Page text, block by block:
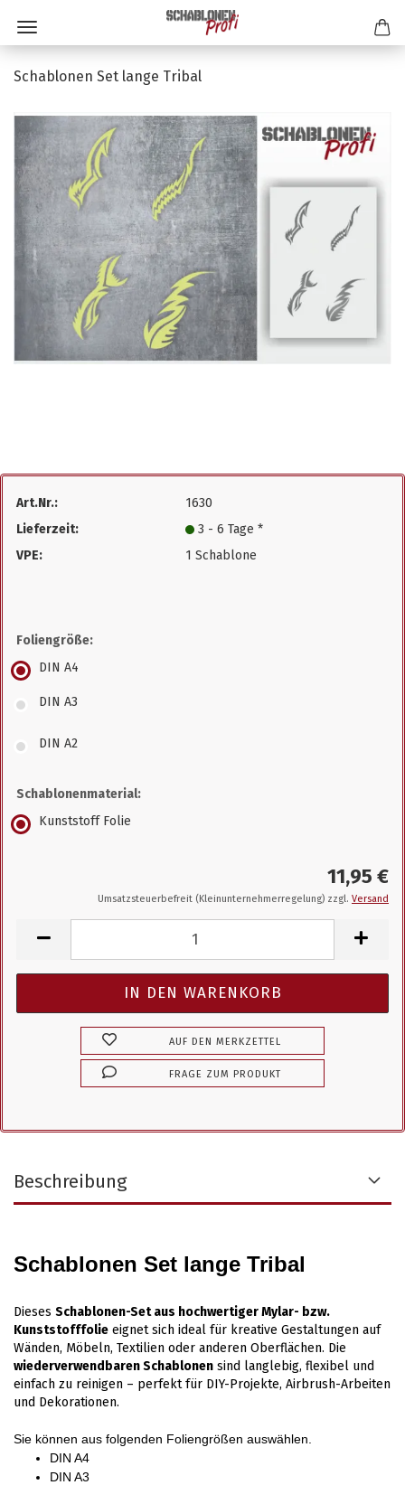
Schablonen Set lange Tribal
Art.Nr.:
1630
Lieferzeit:
3 - 6 Tage *
VPE:
1 Schablone
Foliengröße:
DIN A4
DIN A3
DIN A2
Schablonenmaterial:
Kunststoff Folie
11,95 €
Umsatzsteuerbefreit (Kleinunternehmerregelung) zzgl. Versand
AUF DEN MERKZETTEL
FRAGE ZUM PRODUKT
Beschreibung
Schablonen Set lange Tribal
Dieses Schablonen-Set aus hochwertiger Mylar- bzw.
Kunststofffolie eignet sich ideal für kreative Gestaltungen auf
Wänden, Möbeln, Textilien oder anderen Oberflächen. Die
wiederverwendbaren Schablonen sind langlebig, flexibel und
einfach zu reinigen – perfekt für DIY-Projekte, Airbrush-Arbeiten
und Dekorationen.
Sie können aus folgenden Foliengrößen auswählen.
DIN A4
DIN A3